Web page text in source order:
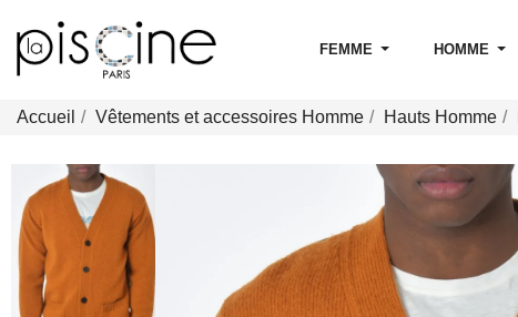
FEMME HOMME
Accueil Vêtements et accessoires Homme Hauts Homme